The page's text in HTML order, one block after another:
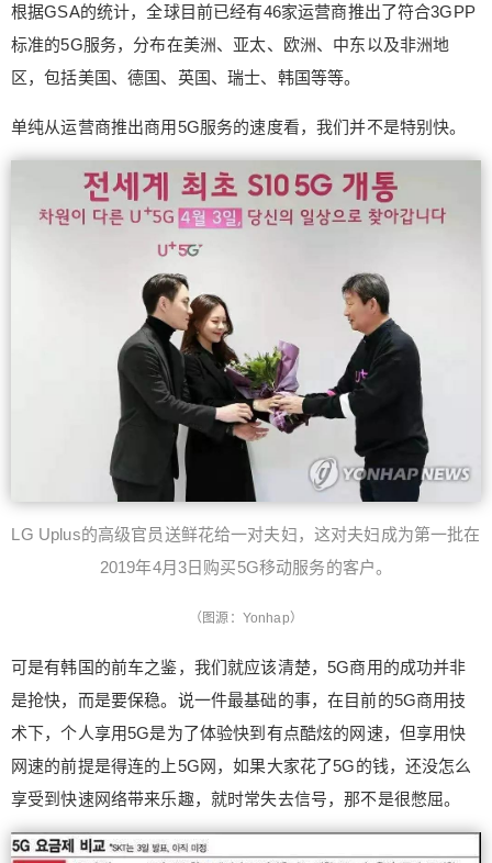
根据GSA的统计，全球目前已经有46家运营商推出了符合3GPP
标准的5G服务，分布在美洲、亚太、欧洲、中东以及非洲地
区，包括美国、德国、英国、瑞士、韩国等等。
单纯从运营商推出商用5G服务的速度看，我们并不是特别快。
LG Uplus的高级官员送鲜花给一对夫妇，这对夫妇成为第一批在
2019年4月3日购买5G移动服务的客户。
（图源：Yonhap）
可是有韩国的前车之鉴，我们就应该清楚，5G商用的成功并非
是抢快，而是要保稳。说一件最基础的事，在目前的5G商用技
术下，个人享用5G是为了体验快到有点酷炫的网速，但享用快
网速的前提是得连的上5G网，如果大家花了5G的钱，还没怎么
享受到快速网络带来乐趣，就时常失去信号，那不是很憋屈。